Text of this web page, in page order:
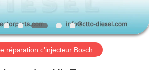
réparation d'injecteur Bosch